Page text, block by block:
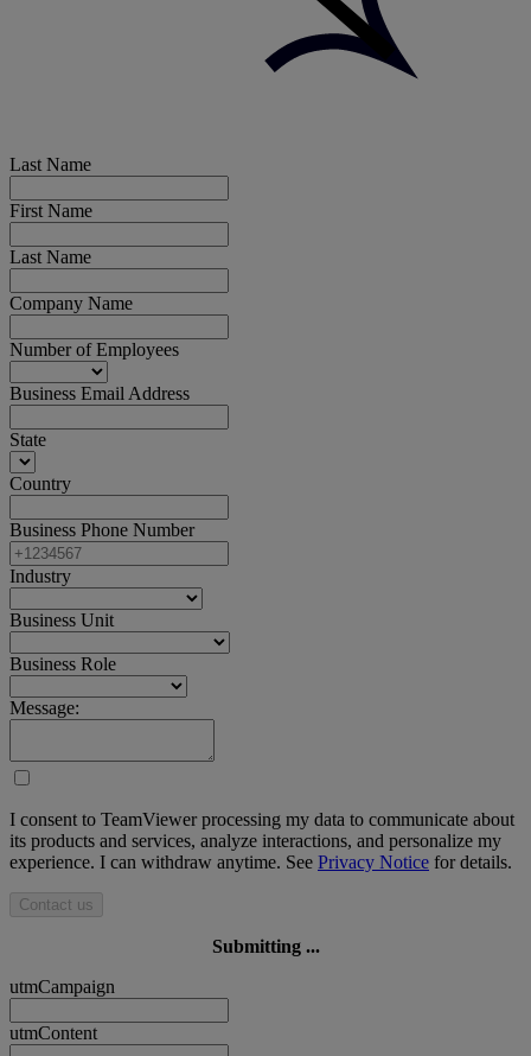
Last Name
First Name
Last Name
Company Name
Number of Employees
Business Email Address
State
Country
Business Phone Number
Industry
Business Unit
Business Role
Message:
I consent to TeamViewer processing my data to communicate about
its products and services, analyze interactions, and personalize my
experience. I can withdraw anytime. See Privacy Notice for details.
Contact us
Submitting ...
utmCampaign
utmContent